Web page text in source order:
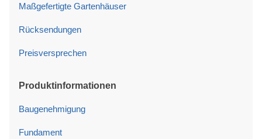
Maßgefertigte Gartenhäuser
Rücksendungen
Preisversprechen
Produktinformationen
Baugenehmigung
Fundament